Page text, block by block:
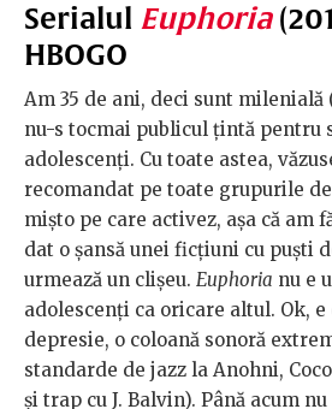
Serialul Euphoria
HBOGO
Am 35 de ani, deci sunt milenială
nu-s tocmai publicul țintă pentru
adolescenți. Cu toate astea,
recomandat pe toate grupurile
mișto pe care activez, așa că am
dat o șansă unei ficțiuni cu puști
urmează un clișeu. Euphoria nu e
adolescenți ca oricare altul. Ok, e
depresie, o coloană sonoră
standarde de jazz la Anohni,
și trap cu J. Balvin). Până acum